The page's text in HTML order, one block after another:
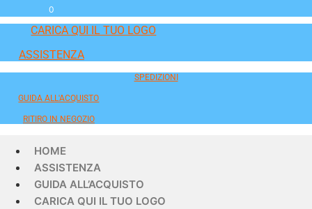
0
CARICA QUI IL TUO LOGO
ASSISTENZA
SPEDIZIONI
GUIDA ALL'ACQUISTO
RITIRO IN NEGOZIO
HOME
ASSISTENZA
GUIDA ALL’ACQUISTO
CARICA QUI IL TUO LOGO